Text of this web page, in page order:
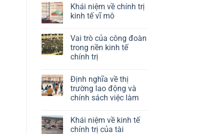
chính
sách
công
kinh
tế
chính
trị
bình
luận
ở
về
kinh
tế
chính
công
nghệ
Khái niệm về chính trị
kinh tế vĩ mô
bình
luận
ở
Khái
chính
trị
kinh
tế
vĩ
Vai trò của công đoàn
trong nền kinh tế
chính trị
bình
luận
ở
Vai
công
đoàn
trong
Định nghĩa về thị
trường lao động và
chính sách việc làm
bình
luận
Khái niệm về kinh tế
chính trị của tài